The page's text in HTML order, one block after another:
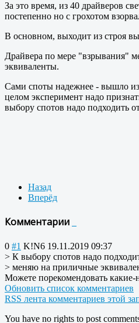
За это время, из 40 драйверов
постепенно но с грохотом
В основном, выходит из строя
Драйвера по мере "взрывания"
эквиваленты.
Сами споты надежнее - вышло
целом эксперимент надо
выбору спотов надо подходить
Назад
Вперёд
Комментарии
0 #1 K!N6 19.11.2019 09:37
> К выбору спотов надо
> меняю на приличные
Можете порекомендовать
Обновить список комментариев
RSS лента комментариев этой
You have no rights to post